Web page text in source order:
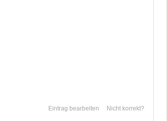
Nicht korrekt?
Eintrag bearbeiten